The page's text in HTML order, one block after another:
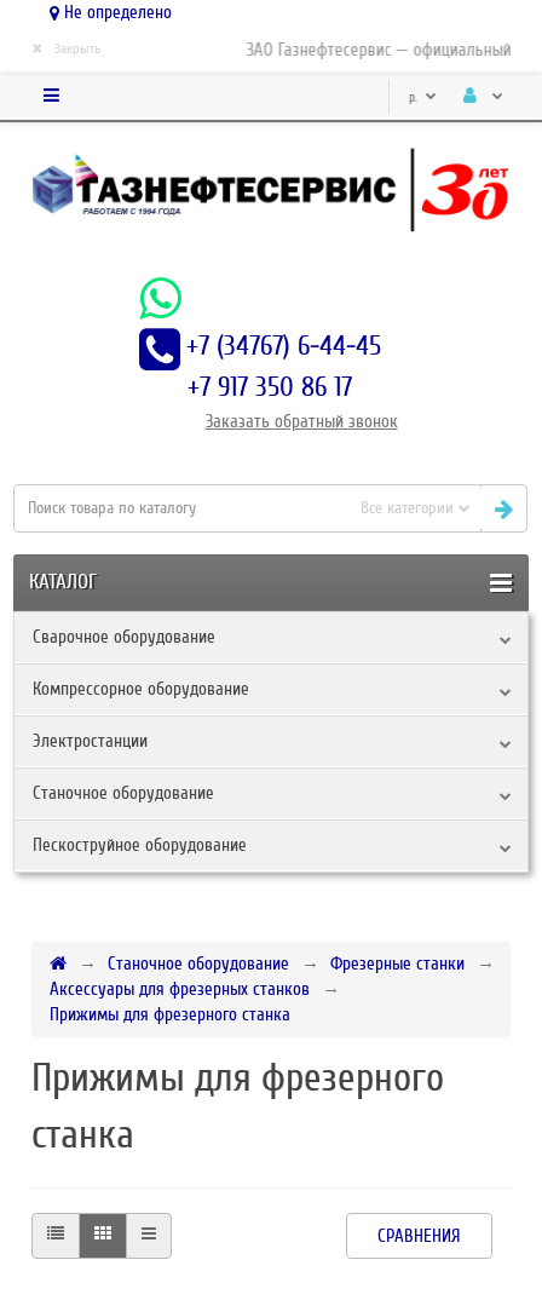
Не определено
ЗАО Газнефтесервис — официальный
× Закрыть
р.
+7 (34767) 6-44-45
+7 917 350 86 17
Заказать обратный звонок
Все категории
КАТАЛОГ
Сварочное оборудование
Компрессорное оборудование
Электростанции
Станочное оборудование
Пескоструйное оборудование
Станочное оборудование
Фрезерные станки
Аксессуары для фрезерных станков
Прижимы для фрезерного станка
Прижимы для фрезерного
станка
СРАВНЕНИЯ